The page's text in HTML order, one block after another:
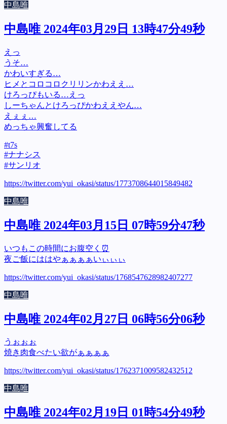
中島唯
中島唯 2024年03月29日 13時47分49秒
えっ
うそ…
かわいすぎる…
ヒメとコロコロクリリンかわええ…
けろっぴもいる…えっ
しーちゃんとけろっぴかわええやん…
えぇぇ…
めっちゃ興奮してる
#t7s
#ナナシス
#サンリオ
https://twitter.com/yui_okasi/status/1773708644015849482
中島唯
中島唯 2024年03月15日 07時59分47秒
いつもこの時間にお腹空く⏰
夜ご飯にははやぁぁぁぁいぃぃぃ
https://twitter.com/yui_okasi/status/1768547628982407277
中島唯
中島唯 2024年02月27日 06時56分06秒
うぉぉぉ
焼き肉食べたい欲がぁぁぁぁ
https://twitter.com/yui_okasi/status/1762371009582432512
中島唯
中島唯 2024年02月19日 01時54分49秒